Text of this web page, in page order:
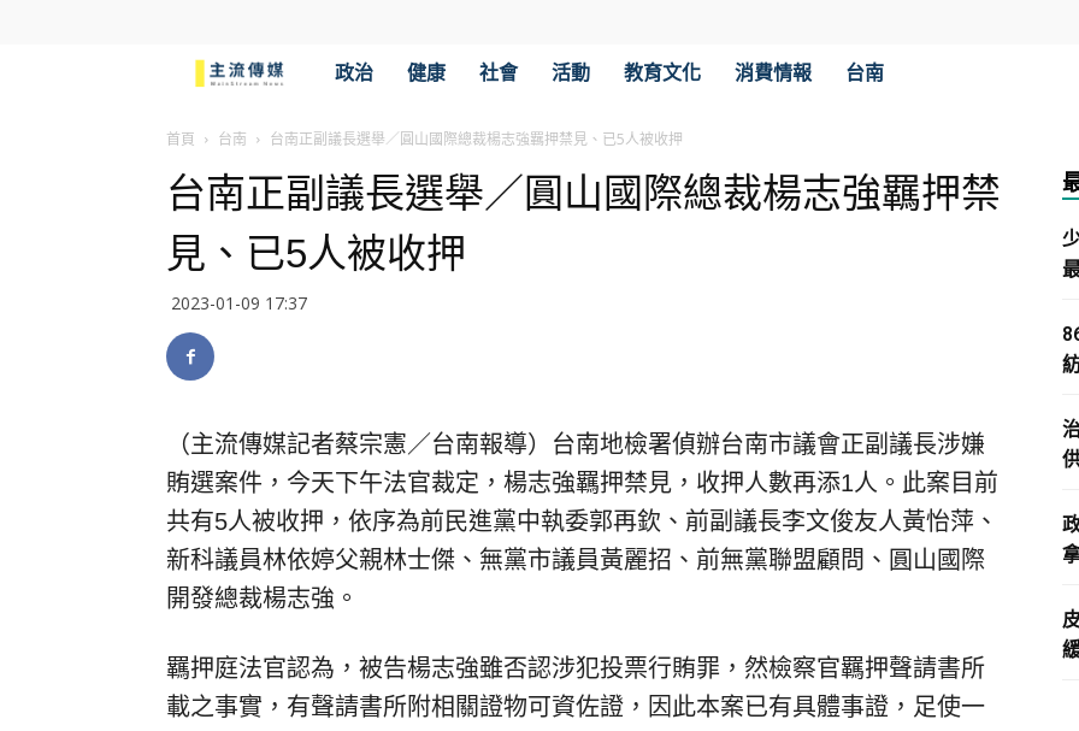
流
傳
媒
政治 健康 社會 活動 教育文化 消費情報 台南
首頁 台南 台南正副議長選舉／圓山國際總裁楊志強羈押禁見、已5人被收押
台南正副議長選舉／圓山國際總裁楊志強羈押禁
見、已5人被收押
2023-01-09 17:37
（主流傳媒記者蔡宗憲／台南報導）台南地檢署偵辦台南市議會正副議長涉嫌
賄選案件，今天下午法官裁定，楊志強羈押禁見，收押人數再添1人。此案目前
共有5人被收押，依序為前民進黨中執委郭再欽、前副議長李文俊友人黃怡萍、
新科議員林依婷父親林士傑、無黨市議員黃麗招、前無黨聯盟顧問、圓山國際
開發總裁楊志強。
羈押庭法官認為，被告楊志強雖否認涉犯投票行賄罪，然檢察官羈押聲請書所
載之事實，有聲請書所附相關證物可資佐證，因此本案已有具體事證，足使一